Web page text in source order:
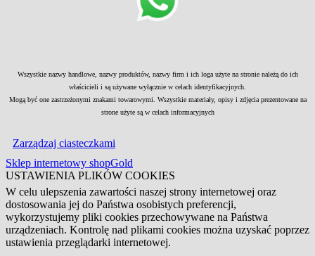
Wszystkie nazwy handlowe, nazwy produktów, nazwy firm i ich loga użyte na stronie należą do ich
właścicieli i są używane wyłącznie w celach identyfikacyjnych.
Mogą być one zastrzeżonymi znakami towarowymi. Wszystkie materiały, opisy i zdjęcia prezentowane na
strone użyte są w celach informacyjnych
Zarządzaj ciasteczkami
Sklep internetowy shopGold
USTAWIENIA PLIKÓW COOKIES
W celu ulepszenia zawartości naszej strony internetowej oraz
dostosowania jej do Państwa osobistych preferencji,
wykorzystujemy pliki cookies przechowywane na Państwa
urządzeniach. Kontrolę nad plikami cookies można uzyskać poprzez
ustawienia przeglądarki internetowej.